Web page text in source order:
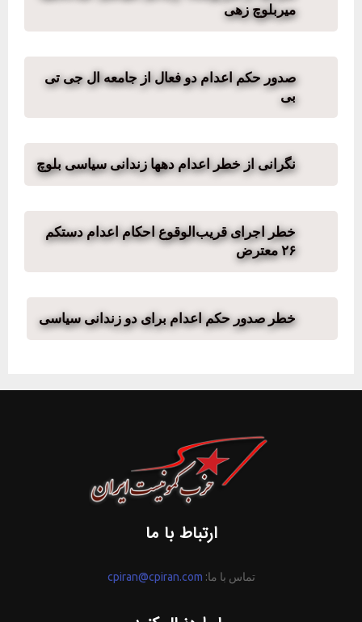
میر‌بلوچ زهی
صدور حکم اعدام دو فعال از جامعه ال جی تی
بی
نگرانی از خطر اعدام دهها زندانی سیاسی بلوچ
خطر اجرای قریب‌الوقوع احکام اعدام دستکم
۲۶ معترض
خطر صدور حکم اعدام برای دو زندانی سیاسی
ارتباط با ما
تماس با ما: cpiran@cpiran.com